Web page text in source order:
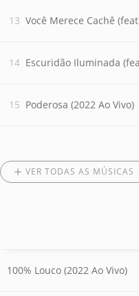
Você Merece Cachê
Escuridão Iluminada
Poderosa (2022 Ao Vivo)
VER TODAS AS MÚSICAS
100% Louco (2022 Ao Vivo)